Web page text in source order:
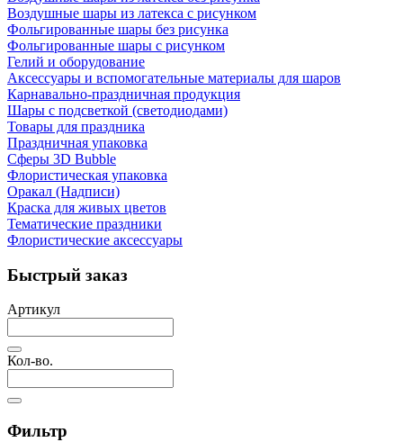
Воздушные шары из латекса с рисунком
Фольгированные шары без рисунка
Фольгированные шары с рисунком
Гелий и оборудование
Аксессуары и вспомогательные материалы для шаров
Карнавально-праздничная продукция
Шары с подсветкой (светодиодами)
Товары для праздника
Праздничная упаковка
Сферы 3D Bubble
Флористическая упаковка
Оракал (Надписи)
Краска для живых цветов
Тематические праздники
Флористические аксессуары
Быстрый заказ
Артикул
Кол-во.
Фильтр